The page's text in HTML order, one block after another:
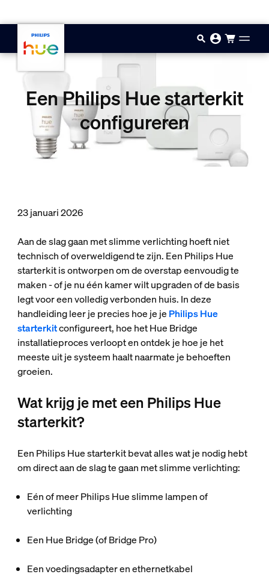
Een Philips Hue starterkit
configureren
23 januari 2026
Aan de slag gaan met slimme verlichting hoeft niet
technisch of overweldigend te zijn. Een Philips Hue
starterkit is ontworpen om de overstap eenvoudig te
maken - of je nu één kamer wilt upgraden of de basis
legt voor een volledig verbonden huis. In deze
handleiding leer je precies hoe je je Philips Hue
starterkitconfigureert, hoe het Hue Bridge
installatieproces verloopt en ontdek je hoe je het
meeste uit je systeem haalt naarmate je behoeften
groeien.
Wat krijg je met een Philips Hue
starterkit?
Een Philips Hue starterkit bevat alles wat je nodig hebt
om direct aan de slag te gaan met slimme verlichting:
Eén of meer Philips Hue slimme lampen of
verlichting
Een Hue Bridge (of Bridge Pro)
Een voedingsadapter en ethernetkabel